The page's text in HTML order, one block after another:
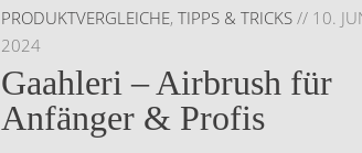
PRODUKTVERGLEICHE,TIPPS & TRICKS // 10.
2024
Gaahleri – Airbrush für
Anfänger & Profis